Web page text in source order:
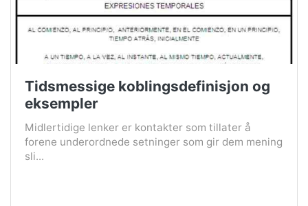
Tidsmessige koblingsdefinisjon og
eksempler
Midlertidige lenker er kontakter som tillater å
forene underordnede setninger som gir dem mening
sli...